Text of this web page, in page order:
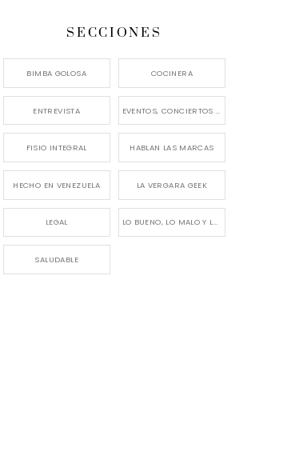
SECCIONES
BIMBA GOLOSA COCINERA
ENTREVISTA
FISIO INTEGRAL HABLAN LAS MARCAS
HECHO EN VENEZUELA LA VERGARA GEEK
LEGAL LO BUENO, LO MALO Y LO FEO
SALUDABLE